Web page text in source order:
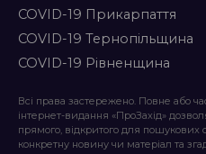
COVID-19 Прикарпаття
COVID-19 Тернопільщина
COVID-19 Рівненщина
Всі права застережено. Повне або
інтернет-видання «ПроЗахід»
прямого, відкритого для пошукових
конкретну новину чи матеріал та